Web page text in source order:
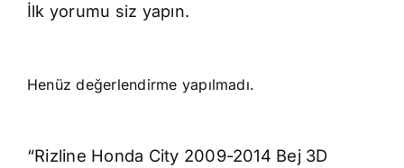
İlk yorumu siz yapın.
Henüz değerlendirme yapılmadı.
“Rizline Honda City 2009-2014 Bej 3D